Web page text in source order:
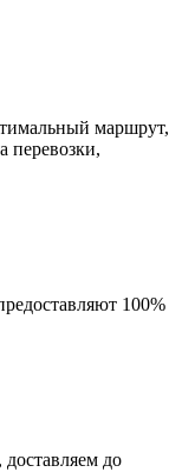
маршрут,
перевозки,
100%
до